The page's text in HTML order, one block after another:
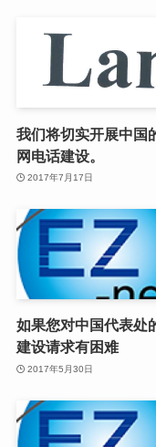
我们将切实开展中国
网电话建设。
2017年7月17日
如果您对中国代表处
建设请求有困难
2017年5月30日